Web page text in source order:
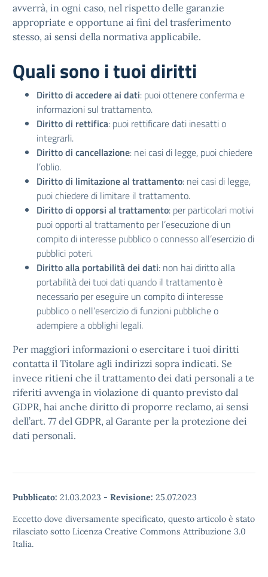
avverrà, in ogni caso, nel rispetto delle garanzie
appropriate e opportune ai fini del trasferimento
stesso, ai sensi della normativa applicabile.
Quali sono i tuoi diritti
Diritto di accedere ai dati: puoi ottenere conferma e
informazioni sul trattamento.
Diritto di rettifica: puoi rettificare dati inesatti o
integrarli.
Diritto di cancellazione: nei casi di legge, puoi chiedere
l’oblio.
Diritto di limitazione al trattamento: nei casi di legge,
puoi chiedere di limitare il trattamento.
Diritto di opporsi al trattamento: per particolari motivi
puoi opporti al trattamento per l’esecuzione di un
compito di interesse pubblico o connesso all’esercizio di
pubblici poteri.
Diritto alla portabilità dei dati: non hai diritto alla
portabilità dei tuoi dati quando il trattamento è
necessario per eseguire un compito di interesse
pubblico o nell’esercizio di funzioni pubbliche o
adempiere a obblighi legali.
Per maggiori informazioni o esercitare i tuoi diritti
contatta il Titolare agli indirizzi sopra indicati. Se
invece ritieni che il trattamento dei dati personali a te
riferiti avvenga in violazione di quanto previsto dal
GDPR, hai anche diritto di proporre reclamo, ai sensi
dell’art. 77 del GDPR, al Garante per la protezione dei
dati personali.
Pubblicato: 21.03.2023 - Revisione: 25.07.2023
Eccetto dove diversamente specificato, questo articolo è stato
rilasciato sotto Licenza Creative Commons Attribuzione 3.0
Italia.